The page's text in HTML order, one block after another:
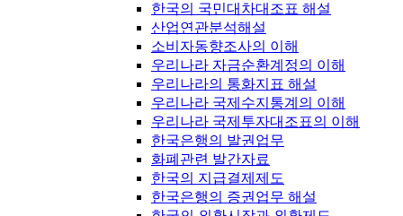
한국의 국민대차대조표 해설
산업연관분석해설
소비자동향조사의 이해
우리나라 자금순환계정의 이해
우리나라의 통화지표 해설
우리나라 국제수지통계의 이해
우리나라 국제투자대조표의 이해
한국은행의 발권업무
화폐관련 발간자료
한국의 지급결제제도
한국은행의 증권업무 해설